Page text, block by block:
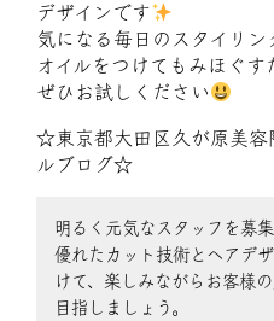
デザインです
気になる毎日のスタイリン
オイルをつけてもみほぐす
ぜひお試しください
☆東京都大田区久が原美容
ルブログ☆
明るく元気なスタッフを募集
優れたカット技術とヘアデ
けて、楽しみながらお客様
目指しましょう。